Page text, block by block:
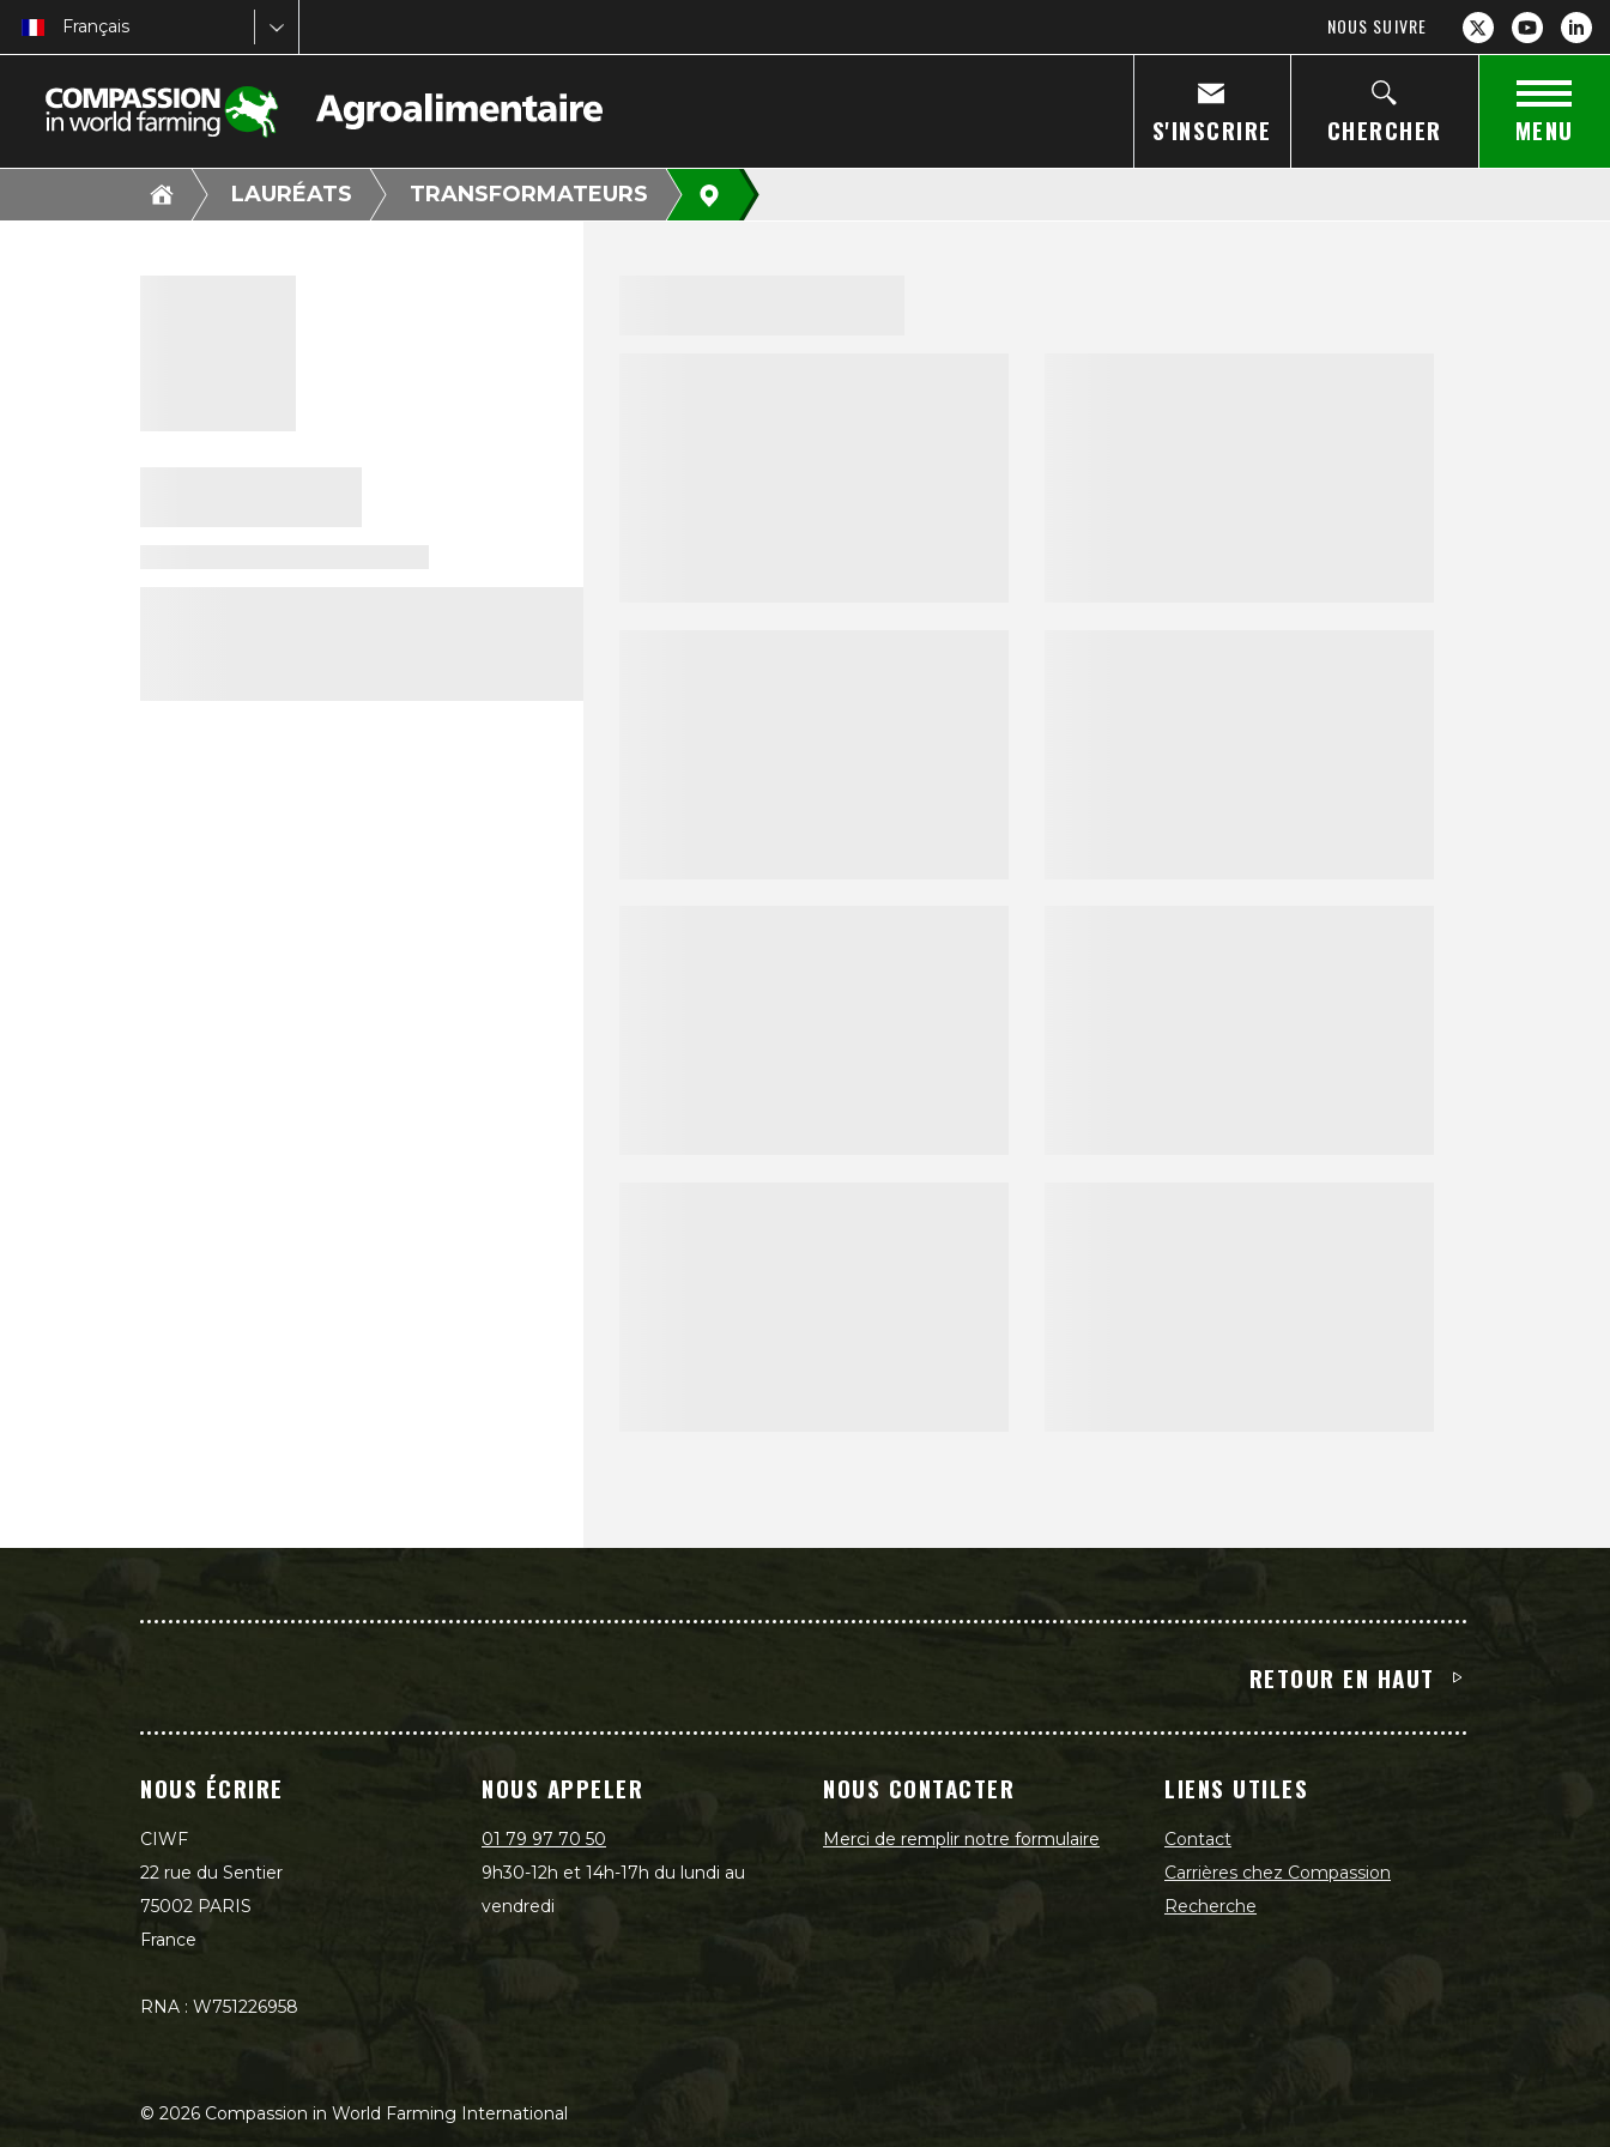
Français NOUS SUIVRE
S'INSCRIRE CHERCHER MENU
LAURÉATS TRANSFORMATEURS
RETOUR EN HAUT
NOUS ÉCRIRE
CIWF
22 rue du Sentier
75002 PARIS
France
RNA : W751226958
NOUS APPELER
01 79 97 70 50
9h30-12h et 14h-17h du lundi au
vendredi
NOUS CONTACTER
Merci de remplir notre formulaire
LIENS UTILES
Contact
Carrières chez Compassion
Recherche
© 2026 Compassion in World Farming International